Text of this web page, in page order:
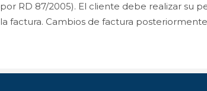
por RD 87/2005). El cliente debe realizar su
la factura. Cambios de factura